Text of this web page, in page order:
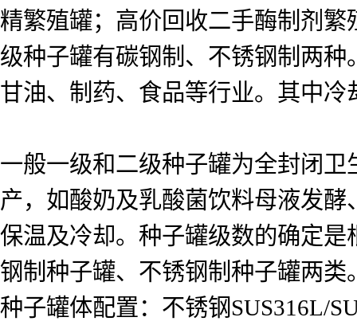
精繁殖罐；高价回收二手酶制剂
级种子罐有碳钢制、不锈钢制两
甘油、制药、食品等行业。其中
一般一级和二级种子罐为全封闭
产，如酸奶及乳酸菌饮料母液发
保温及冷却。种子罐级数的确定
钢制种子罐、不锈钢制种子罐两类
种子罐体配置：不锈钢SUS316L/